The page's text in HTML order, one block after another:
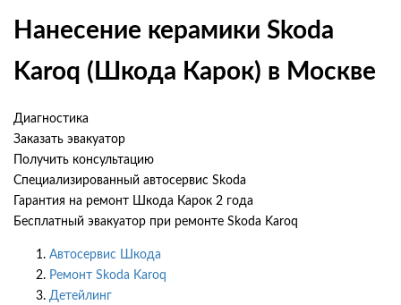
Нанесение керамики Skoda
Karoq (Шкода Карок) в Москве
Диагностика
Заказать эвакуатор
Получить консультацию
Специализированный автосервис Skoda
Гарантия на ремонт Шкода Карок 2 года
Бесплатный эвакуатор при ремонте Skoda Karoq
Автосервис Шкода
Ремонт Skoda Karoq
Детейлинг